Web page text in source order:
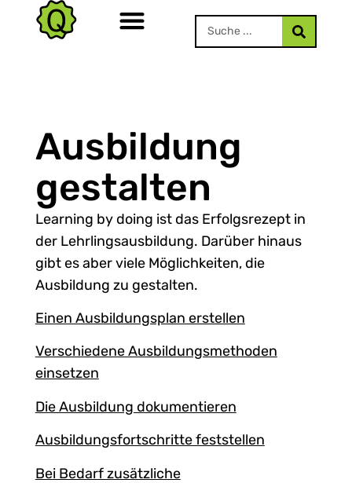
Ausbildung
gestalten
Learning by doing ist das Erfolgsrezept in
der Lehrlingsausbildung. Darüber hinaus
gibt es aber viele Möglichkeiten, die
Ausbildung zu gestalten.
Einen Ausbildungsplan erstellen
Verschiedene Ausbildungsmethoden
einsetzen
Die Ausbildung dokumentieren
Ausbildungsfortschritte feststellen
Bei Bedarf zusätzliche